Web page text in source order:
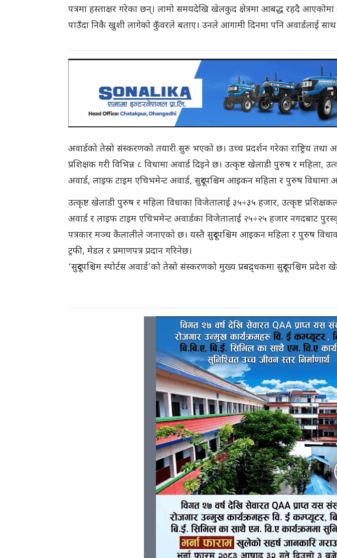
पत्रमा हस्ताक्षर गरेका छन्। लामो समयदेखि खेलकुद क्षेत्रमा आबद्ध रहदै आएकोमा
पाउँदा निकै खुशी लागेको कुँवरले बताए। उनले आगामी दिनमा पनि अवार्डलाई साथ
अवार्डको तेस्रो संस्करणको तयारी सुरु भएको छ। उच्च प्रदर्शन गरेका राष्ट्रिय तथा
प्रशिक्षक गरी विभिन्न ८ विधामा अवार्ड दिइने छ। उत्कृष्ट खेलाडी पुरुष र महिला,
अवार्ड, लाइफ टाइम एचिभमेन्ट अवार्ड, सुदूरपश्चिम आइकन महिला र पुरुष विधामा
उत्कृष्ट खेलाडी पुरुष र महिला विधाका विजेतालाई ३५÷३५ हजार, उत्कृष्ट
अवार्ड र लाइफ टाइम एचिभमेन्ट अवार्डका विजेतालाई २५÷२५ हजार नगदबाट
पत्रकार मञ्च कैलालीले जनाएको छ। यस्तै सुदूरपश्चिम आइकन महिला र पुरुष
ट्रफी, मेडल र प्रमाणपत्र प्रदान गरिनेछ।
‘सुदूरपश्चिम स्पोर्टस अवार्ड’को तेस्रो संस्करणको मुख्य प्रबद्र्धकमा सुदूरपश्चिम